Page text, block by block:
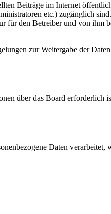
Beiträge im Internet
etc.) zugänglich
für den Betreiber und von ihm
zur Weitergabe der
über das Board erforderlich
Daten verarbeitet,